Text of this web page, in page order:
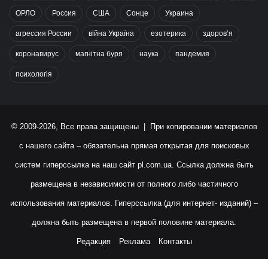
ОРЛО Россия США Сонце Украина
агрессия России війна Україна езотерика здоров’я
коронавирус магнітна буря наука пандемия
психологія
© 2009-2026, Все права защищены | При копировании материалов
с нашего сайта – обязательна прямая открытая для поисковых
систем гиперссылка на наш сайт pl.com.ua. Ссылка должна быть
размещена в независимости от полного либо частичного
использования материалов. Гиперссылка (для интернет- изданий) –
должна быть размещена в первой половине материала.
Редакция Реклама Контакты